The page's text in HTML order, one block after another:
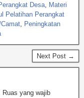
Desa, Materi
Pelatihan Perangkat
, Peningkatan
Next Post →
Ruas yang wajib